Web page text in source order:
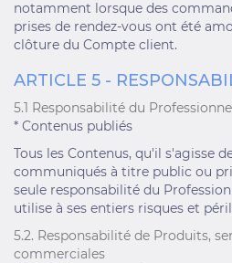
notamment lorsque des
prises de rendez-vous ont été
clôture du Compte client.
ARTICLE 5 -
5.1 Responsabilité du
* Contenus publiés
Tous les Contenus, qu'il s'agisse
communiqués à titre public ou
seule responsabilité du
utilise à ses entiers risques et
5.2. Responsabilité de Produits,
commerciales